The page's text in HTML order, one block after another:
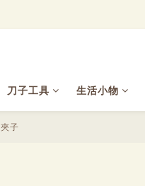
刀子工具 生活小物
夾子